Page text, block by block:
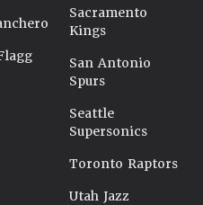
Sacramento
Kings
San Antonio
Spurs
Seattle
Supersonics
Toronto Raptors
Utah Jazz